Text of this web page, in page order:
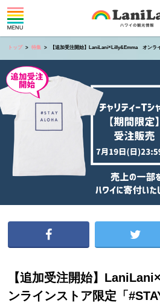
トップ 特集 【追加受注開始】LaniLani×Lilly&Emma オンラ
【追加受注開始】
ンラインストア限定「